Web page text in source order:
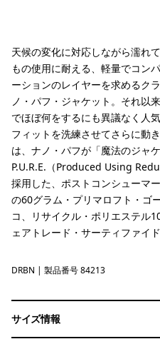
天候の変化に対応しながら濡れ
もの使用に耐える、軽量でコン
ーションのレイヤーを求めるク
ノ・パフ・ジャケット。それ以
でほぼ何をするにも異議なく人
フィットを洗練させてさらに動
は、ナノ・パフが「魔法のジャ
P.U.R.E.（Produced Using
採用した、ポストコンシューマ
の60グラム・プリマロフト・ゴ
コ、リサイクル・ポリエステル
ェアトレード・サーティファイ
Deer Brown
DRBN | 製品番号 84213
サイズ情報